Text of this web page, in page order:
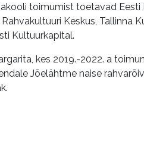
toimumist toetavad Eesti
Keskus, Tallinna
Kultuurkapital.
kes 2019.-2022. a
Jõelähtme naise